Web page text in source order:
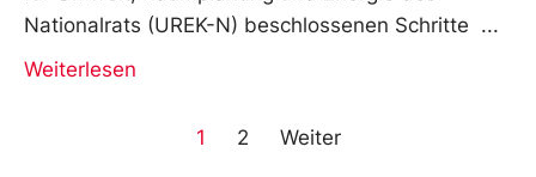
Nationalrats (UREK-N) beschlossenen Schritte
Weiterlesen
1 2 Weiter